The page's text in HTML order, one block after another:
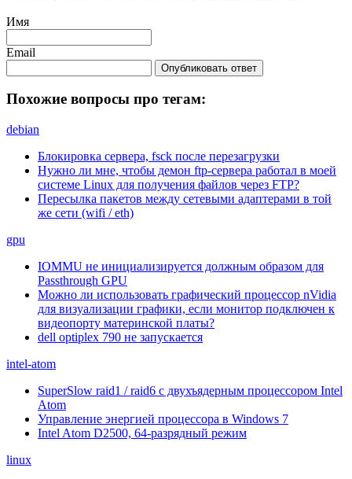
Имя
Email
Опубликовать ответ
Похожие вопросы про тегам:
debian
Блокировка сервера, fsck после перезагрузки
Нужно ли мне, чтобы демон ftp-сервера работал в моей
системе Linux для получения файлов через FTP?
Пересылка пакетов между сетевыми адаптерами в той
же сети (wifi / eth)
gpu
IOMMU не инициализируется должным образом для
Passthrough GPU
Можно ли использовать графический процессор nVidia
для визуализации графики, если монитор подключен к
видеопорту материнской платы?
dell optiplex 790 не запускается
intel-atom
SuperSlow raid1 / raid6 с двухъядерным процессором Intel
Atom
Управление энергией процессора в Windows 7
Intel Atom D2500, 64-разрядный режим
linux